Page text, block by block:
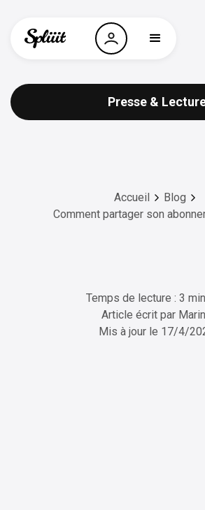
Presse &
Accueil
Blog
Comment partager son
Temps de lecture : 3
Article écrit par
Mis à jour le 17/4/